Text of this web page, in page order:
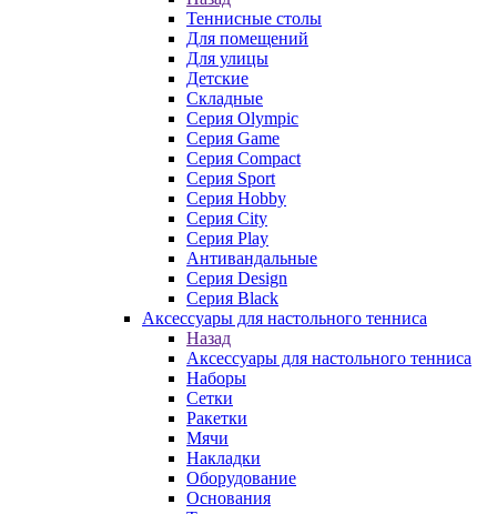
Теннисные столы
Для помещений
Для улицы
Детские
Складные
Серия Olympic
Серия Game
Серия Compact
Серия Sport
Серия Hobby
Серия City
Серия Play
Антивандальные
Серия Design
Серия Black
Аксессуары для настольного тенниса
Назад
Аксессуары для настольного тенниса
Наборы
Сетки
Ракетки
Мячи
Накладки
Оборудование
Основания